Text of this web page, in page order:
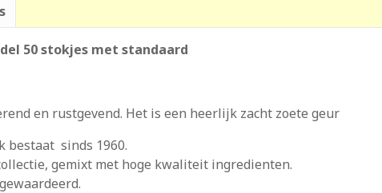
50 stokjes met standaard
en rustgevend. Het is een heerlijk zacht zoete geur
bestaat sinds 1960.
gemixt met hoge kwaliteit ingredienten.